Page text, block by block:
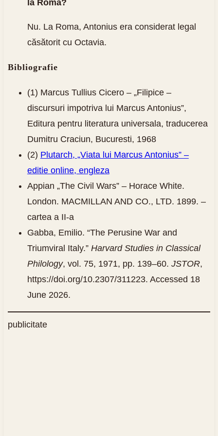
la Roma?
Nu. La Roma, Antonius era considerat legal
căsătorit cu Octavia.
Bibliografie
(1) Marcus Tullius Cicero – „Filipice –
discursuri impotriva lui Marcus Antonius”,
Editura pentru literatura universala, traducerea
Dumitru Craciun, Bucuresti, 1968
(2) Plutarch, „Viata lui Marcus Antonius” –
editie online, engleza
Appian „The Civil Wars” – Horace White.
London. MACMILLAN AND CO., LTD. 1899. –
cartea a II-a
Gabba, Emilio. “The Perusine War and
Triumviral Italy.” Harvard Studies in Classical
Philology, vol. 75, 1971, pp. 139–60. JSTOR,
https://doi.org/10.2307/311223. Accessed 18
June 2026.
publicitate